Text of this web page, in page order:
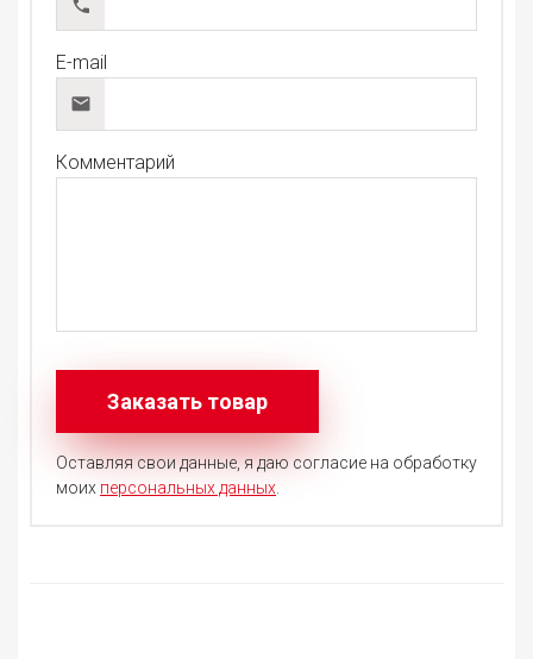
E-mail
Комментарий
Оставляя свои данные, я даю согласие на обработку
моих персональных данных